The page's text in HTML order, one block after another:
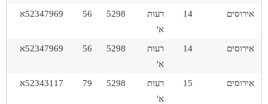
אירוסים 14
רעות
א'
5298
56 52347969א
אירוסים 14
רעות
א'
5298
56 52347969א
אירוסים 15
רעות
א'
5298
79 52343117א